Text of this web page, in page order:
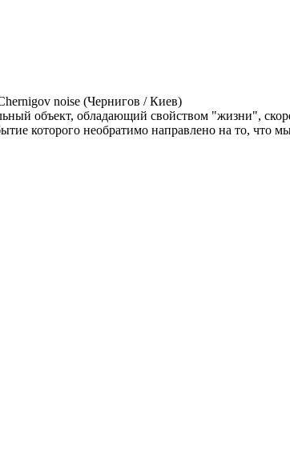
noise (Чернигов / Киев)
объект, обладающий свойством "жизни",
которого необратимо направлено на то, что